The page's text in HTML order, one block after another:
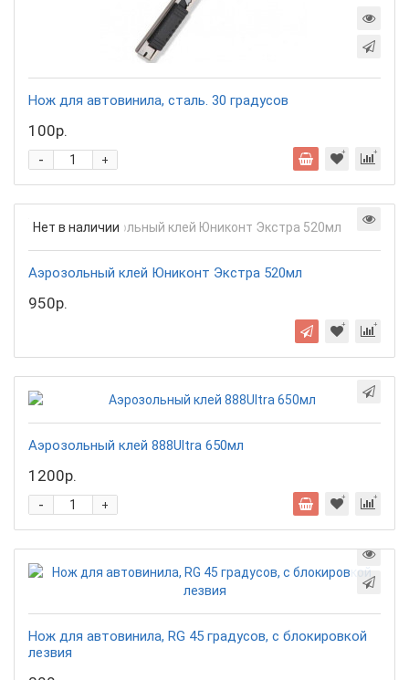
Нож для автовинила, сталь. 30 градусов
100р.
+
-
Нет в наличии
Аэрозольный клей Юниконт Экстра 520мл
950р.
Аэрозольный клей 888Ultra 650мл
1200р.
+
-
Нож для автовинила, RG 45 градусов, с блокировкой
лезвия